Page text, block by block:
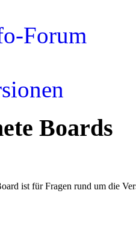
Forum
Boards
ist für Fragen rund um die